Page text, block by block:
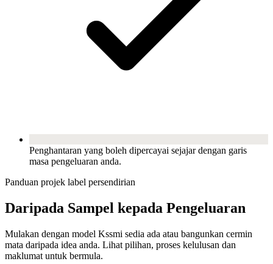
Penghantaran yang boleh dipercayai sejajar dengan garis
masa pengeluaran anda.
Panduan projek label persendirian
Daripada Sampel kepada Pengeluaran
Mulakan dengan model Kssmi sedia ada atau bangunkan cermin
mata daripada idea anda. Lihat pilihan, proses kelulusan dan
maklumat untuk bermula.